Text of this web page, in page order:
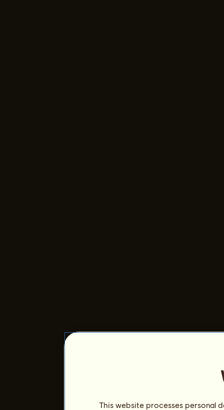
This website processes personal